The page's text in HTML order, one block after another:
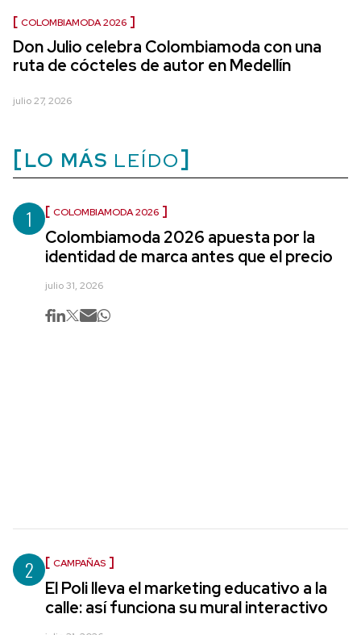
COLOMBIAMODA 2026
Don Julio celebra Colombiamoda con una
ruta de cócteles de autor en Medellín
julio 27, 2026
LO MÁS LEÍDO
1 COLOMBIAMODA 2026
Colombiamoda 2026 apuesta por la
identidad de marca antes que el precio
julio 31, 2026
2 CAMPAÑAS
El Poli lleva el marketing educativo a la
calle: así funciona su mural interactivo